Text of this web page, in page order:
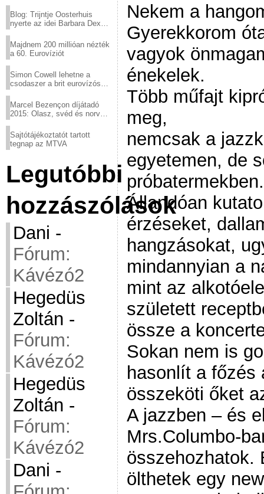
Blog: Trijntje Oosterhuis
nyerte az idei Barbara Dex
Majdnem 200 millióan nézték
a 60. Eurovíziót
Simon Cowell lehetne a
csodaszer a brit eurovízós
Marcel Bezençon díjátadó
2015: Olasz, svéd és norvég
Sajtótájékoztatót tartott
tegnap az MTVA
Legutóbbi
hozzászólások
Dani -
Fórum:
Kávézó2
Hegedüs
Zoltán -
Fórum:
Kávézó2
Hegedüs
Zoltán -
Fórum:
Kávézó2
Dani -
Nekem a
Gyerekkorom
vagyok
énekelek.
Több műfajt
meg,
nemcsak a
egyetemen, de
próbatermekben.
Állandóan
érzéseket,
hangzásokat,
mindannyian a
mint az
született
össze a
Sokan nem is
hasonlít a főzés
összeköti őket
A jazzben – és
Mrs.Columbo-
összehozhatok.
ölthetek egy